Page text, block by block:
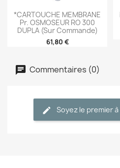
*CARTOUCHE MEMBRANE
Pr. OSMOSEUR RO 300
DUPLA (sur Commande)
61,80 €
Commentaires (0)
Soyez le premier